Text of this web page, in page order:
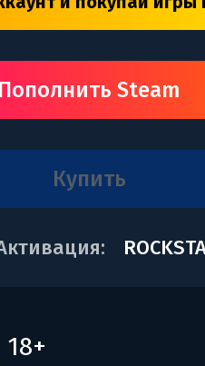
Пополнить Steam
купить
18+